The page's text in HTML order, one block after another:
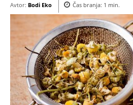
Avtor: Bodi Eko Čas branja: 1 min.